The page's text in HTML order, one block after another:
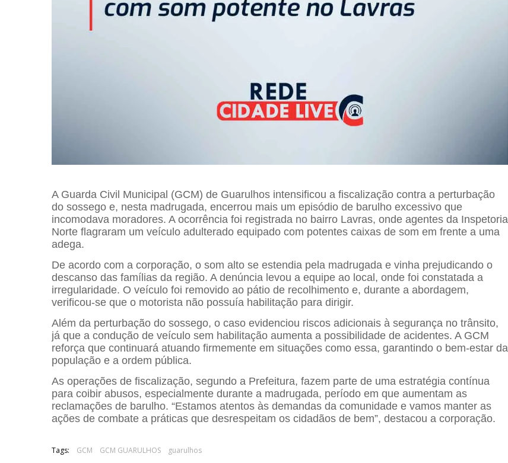
A Guarda Civil Municipal (GCM) de Guarulhos intensificou a fiscalização contra a perturbação
do sossego e, nesta madrugada, encerrou mais um episódio de barulho excessivo que
incomodava moradores. A ocorrência foi registrada no bairro Lavras, onde agentes da Inspetoria
Norte flagraram um veículo adulterado equipado com potentes caixas de som em frente a uma
adega.
De acordo com a corporação, o som alto se estendia pela madrugada e vinha prejudicando o
descanso das famílias da região. A denúncia levou a equipe ao local, onde foi constatada a
irregularidade. O veículo foi removido ao pátio de recolhimento e, durante a abordagem,
verificou-se que o motorista não possuía habilitação para dirigir.
Além da perturbação do sossego, o caso evidenciou riscos adicionais à segurança no trânsito,
já que a condução de veículo sem habilitação aumenta a possibilidade de acidentes. A GCM
reforça que continuará atuando firmemente em situações como essa, garantindo o bem-estar da
população e a ordem pública.
As operações de fiscalização, segundo a Prefeitura, fazem parte de uma estratégia contínua
para coibir abusos, especialmente durante a madrugada, período em que aumentam as
reclamações de barulho. “Estamos atentos às demandas da comunidade e vamos manter as
ações de combate a práticas que desrespeitam os cidadãos de bem”, destacou a corporação.
Tags: GCM GCM GUARULHOS guarulhos